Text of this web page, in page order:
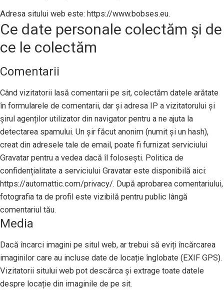
Adresa sitului web este: https://www.bobses.eu.
Ce date personale colectăm și de
ce le colectăm
Comentarii
Când vizitatorii lasă comentarii pe sit, colectăm datele arătate
în formularele de comentarii, dar și adresa IP a vizitatorului și
șirul agenților utilizator din navigator pentru a ne ajuta la
detectarea spamului. Un șir făcut anonim (numit și un hash),
creat din adresele tale de email, poate fi furnizat serviciului
Gravatar pentru a vedea dacă îl folosești. Politica de
confidențialitate a serviciului Gravatar este disponibilă aici:
https://automattic.com/privacy/. După aprobarea comentariului,
fotografia ta de profil este vizibilă pentru public lângă
comentariul tău.
Media
Dacă încarci imagini pe situl web, ar trebui să eviți încărcarea
imaginilor care au incluse date de locație înglobate (EXIF GPS).
Vizitatorii sitului web pot descărca și extrage toate datele
despre locație din imaginile de pe sit.